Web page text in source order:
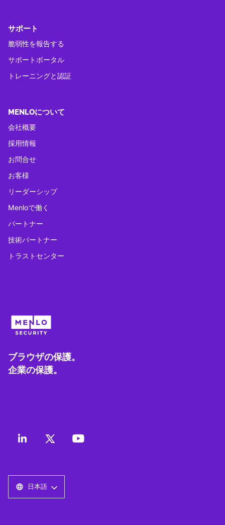
サポート
脆弱性を報告する
サポートポータル
トレーニングと認証
MENLOについて
会社概要
採用情報
お問合せ
お客様
リーダーシップ
Menloで働く
パートナー
技術パートナー
トラストセンター
ブラウザの保護。
企業の保護。
日本語